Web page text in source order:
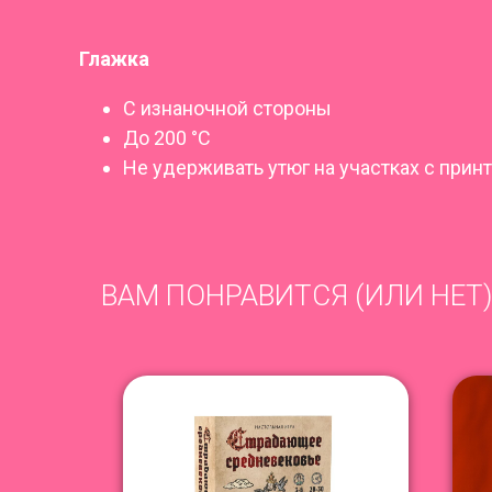
Глажка
С изнаночной стороны
До 200 °C
Не удерживать утюг на участках с
ВАМ ПОНРАВИТСЯ (ИЛИ НЕТ)